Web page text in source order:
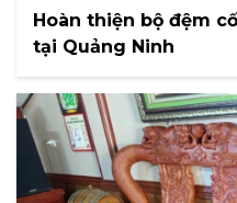
Hoàn thiện bộ đệm
tại Quảng Ninh